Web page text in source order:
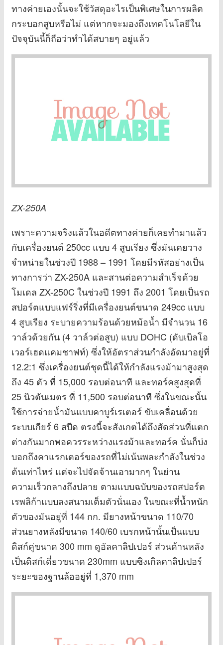
ทางค่ายเองนั้นจะใช้วัสดุอะไรเป็นพิเศษในการผลิต
กระบอกสูบหรือไม่ แต่หากจะมองถึงเทคโนโลยีใน
ปัจจุบันนี้ก็ถือว่าทำได้สบายๆ อยู่แล้ว
ZX-250A
เพราะความจริงแล้วในอดีตทางค่ายก็เคยทำมาแล้ว
กับเครื่องยนต์ 250cc แบบ 4 สูบเรียง ซึ่งมันเคยวาง
จำหน่ายในช่วงปี 1988 – 1991 โดยมีรหัสอย่างเป็น
ทางการว่า ZX-250A และสานต่อความสำเร็จด้วย
โมเดล ZX-250C ในช่วงปี 1991 ถึง 2001 โดยเป็นรถ
สปอร์ตแบบแฟร์ริ่งที่มีเครื่องยนต์ขนาด 249cc แบบ
4 สูบเรียง ระบายความร้อนด้วยหม้อน้ำ มีจำนวน 16
วาล์วด้วยกัน (4 วาล์วต่อสูบ) แบบ DOHC (ดับเบิลโอ
เวอร์เฮดแคมชาฟท์) ซึ่งให้อัตราส่วนกำลังอัดมาอยู่ที่
12.2:1 ซึ่งเครื่องยนต์ชุดนี้ได้ให้กำลังแรงม้ามาสูงสุด
ถึง 45 ตัว ที่ 15,000 รอบต่อนาที และทอร์คสูงสุดที่
25 นิวตันเมตร ที่ 11,500 รอบต่อนาที ซึ่งในขณะนั้น
ใช้การจ่ายน้ำมันแบบคาบูร์เรเตอร์ ขับเคลื่อนด้วย
ระบบเกียร์ 6 สปีด ตรงนี้จะสังเกตได้ถึงสัดส่วนที่แตก
ต่างกันมากพอควรระหว่างแรงม้าและทอร์ค นั่นก็บ่ง
บอกถึงคาแรกเตอร์ของรถที่ไม่เน้นพละกำลังในช่วง
ต้นเท่าไหร่ แต่จะไปจัดจ้านเอามากๆ ในย่าน
ความเร็วกลางถึงปลาย ตามแบบฉบับของรถสปอร์ต
เรพลิก้าแบบลงสนามเต็มตัวนั่นเอง ในขณะที่น้ำหนัก
ตัวของมันอยู่ที่ 144 กก. มียางหน้าขนาด 110/70
ส่วนยางหลังมีขนาด 140/60 เบรกหน้านั้นเป็นแบบ
ดิสก์คู่ขนาด 300 mm ดูอัลคาลิปเปอร์ ส่วนด้านหลัง
เป็นดิสก์เดี่ยวขนาด 230mm แบบซิงเกิลคาลิปเปอร์
ระยะของฐานล้ออยู่ที่ 1,370 mm